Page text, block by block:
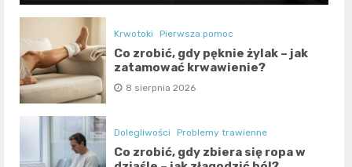
Krwotoki Pierwsza pomoc
Co zrobić, gdy pęknie żylak – jak
zatamować krwawienie?
8 sierpnia 2026
Dolegliwości Problemy trawienne
Co zrobić, gdy zbiera się ropa w